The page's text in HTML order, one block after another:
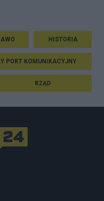
HISTORIA
PORT KOMUNIKACYJNY
RZĄD